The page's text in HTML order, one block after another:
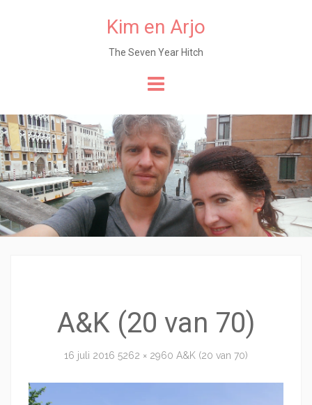
Kim en Arjo
The Seven Year Hitch
de
content
A&K (20 van 70)
16 juli 2016 5262 × 2960 A&K (20 van 70)